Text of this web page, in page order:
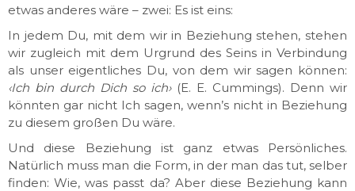
etwas anderes wäre – zwei: Es ist eins:
In jedem Du, mit dem wir in Beziehung stehen, stehen
wir zugleich mit dem Urgrund des Seins in Verbindung
als unser eigentliches Du, von dem wir sagen können:
‹Ich bin durch Dich so ich›(E. E. Cummings). Denn wir
könnten gar nicht Ich sagen, wenn’s nicht in Beziehung
zu diesem großen Du wäre.
Und diese Beziehung ist ganz etwas Persönliches.
Natürlich muss man die Form, in der man das tut, selber
finden: Wie, was passt da? Aber diese Beziehung kann